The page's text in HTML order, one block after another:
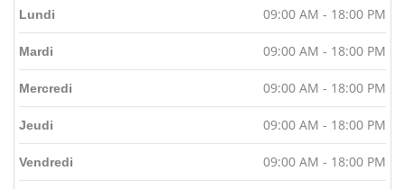
Lundi 09:00 AM - 18:00 PM
Mardi 09:00 AM - 18:00 PM
Mercredi 09:00 AM - 18:00 PM
Jeudi 09:00 AM - 18:00 PM
Vendredi 09:00 AM - 18:00 PM